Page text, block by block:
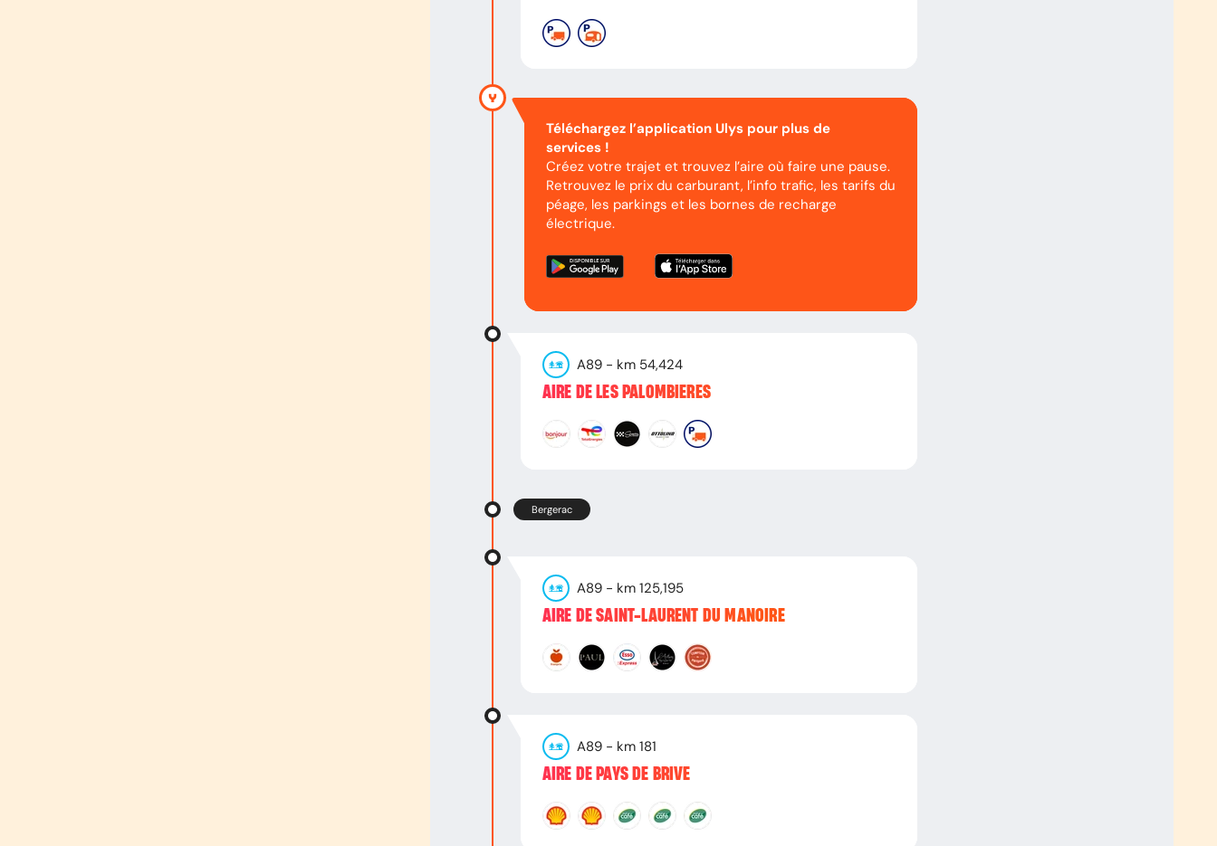
Téléchargez l’application Ulys pour plus de
services !
Créez votre trajet et trouvez l’aire où faire une pause.
Retrouvez le prix du carburant, l’info trafic, les tarifs du
péage, les parkings et les bornes de recharge
électrique.
A89- km 54,424
AIRE DE LES PALOMBIERES
Bergerac
A89- km 125,195
AIRE DE SAINT-LAURENT DU MANOIRE
A89- km 181
AIRE DE PAYS DE BRIVE